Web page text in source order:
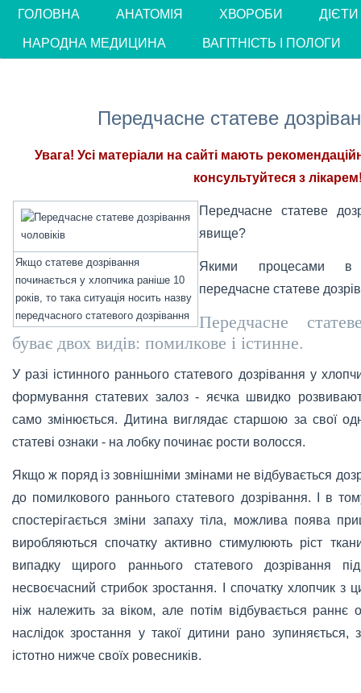
ГОЛОВНА АНАТОМІЯ ХВОРОБИ ДІЄТИ
НАРОДНА МЕДИЦИНА ВАГІТНІСТЬ І ПОЛОГИ
Передчасне статеве
Увага! Усі матеріали на сайті мають
консультуйтеся з
Якщо статеве дозрівання
починається у хлопчика раніше 10
років, то така ситуація носить назву
передчасного статевого дозрівання
Передчасне статеве
явище?
Якими процесами в
передчасне статеве
Передчасне
буває двох видів: помилкове і істинне.
У разі істинного раннього статевого дозрівання у
формування статевих залоз - яєчка швидко
само змінюється. Дитина виглядає старшою за свої
статеві ознаки - на лобку починає рости волосся.
Якщо ж поряд із зовнішніми змінами не відбувається
до помилкового раннього статевого дозрівання. І в
спостерігається зміни запаху тіла, можлива поява
виробляються спочатку активно стимулюють ріст
випадку щирого раннього статевого дозрівання
несвоєчасний стрибок зростання. І спочатку хлопчик
ніж належить за віком, але потім відбувається раннє
наслідок зростання у такої дитини рано
істотно нижче своїх ровесників.